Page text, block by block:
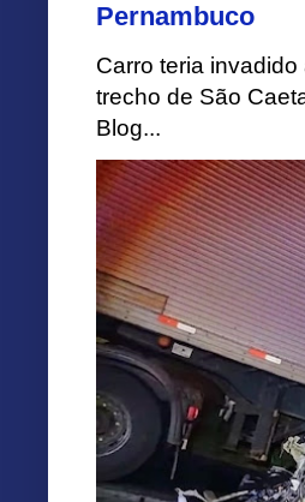
Pernambuco
Carro teria
trecho de São
Blog...